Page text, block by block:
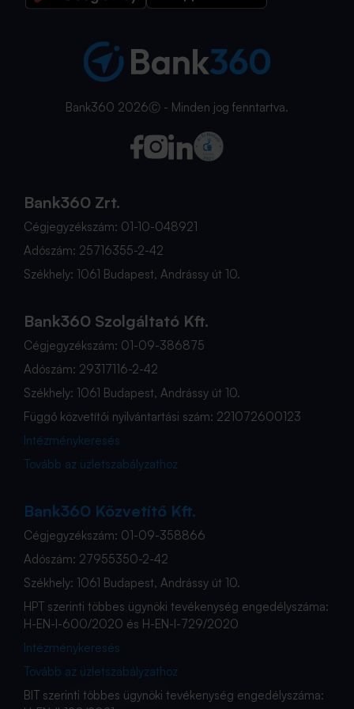
Bank360 2026Ⓒ - Minden jog fenntartva.
Bank360 Zrt.
Cégjegyzékszám: 01-10-048921
Adószám: 25716355-2-42
Székhely: 1061 Budapest, Andrássy út 10.
Bank360 Szolgáltató Kft.
Cégjegyzékszám: 01-09-386875
Adószám: 29317116-2-42
Székhely: 1061 Budapest, Andrássy út 10.
Függő közvetítői nyilvántartási szám: 221072600123
Intézménykeresés
Tovább az üzletszabályzathoz
Bank360 Közvetítő Kft.
Cégjegyzékszám: 01-09-358866
Adószám: 27955350-2-42
Székhely: 1061 Budapest, Andrássy út 10.
HPT szerinti többes ügynöki tevékenység engedélyszáma:
H-EN-I-600/2020 és H-EN-I-729/2020
Intézménykeresés
Tovább az üzletszabályzathoz
BIT szerinti többes ügynöki tevékenység engedélyszáma: